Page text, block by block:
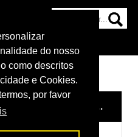
do nosso
como descritos
e Cookies.
por favor
NIGHT: TYBURA VS. SPIVAC 2